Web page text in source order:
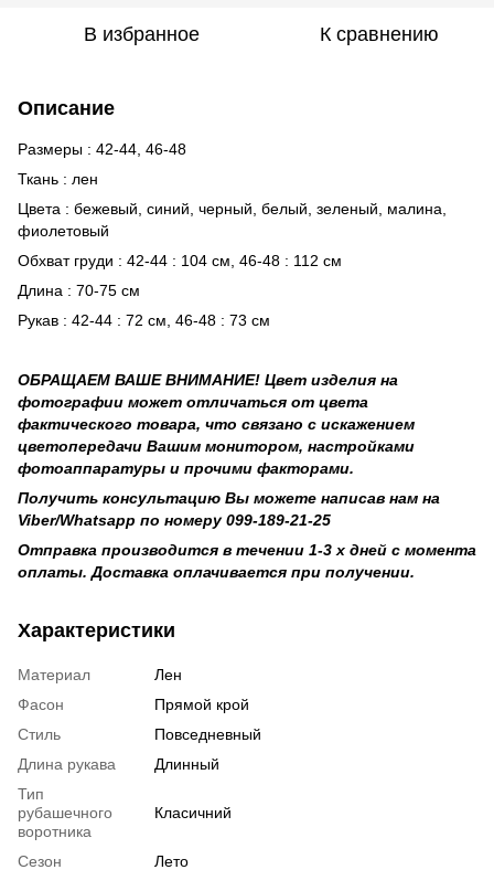
В избранное К сравнению
Описание
Размеры : 42-44, 46-48
Ткань : лен
Цвета : бежевый, синий, черный, белый, зеленый, малина,
фиолетовый
Обхват груди : 42-44 : 104 см, 46-48 : 112 см
Длина : 70-75 см
Рукав : 42-44 : 72 см, 46-48 : 73 см
ОБРАЩАЕМ ВАШЕ ВНИМАНИЕ! Цвет изделия на
фотографии может отличаться от цвета
фактического товара, что связано с искажением
цветопередачи Вашим монитором, настройками
фотоаппаратуры и прочими факторами.
Получить консультацию Вы можете написав нам на
Viber/Whatsapp по номеру 099-189-21-25
Отправка производится в течении 1-3 х дней с момента
оплаты. Доставка оплачивается при получении.
Характеристики
Материал
Лен
Фасон
Прямой крой
Стиль
Повседневный
Длина рукава
Длинный
Тип
рубашечного
воротника
Класичний
Сезон Лето